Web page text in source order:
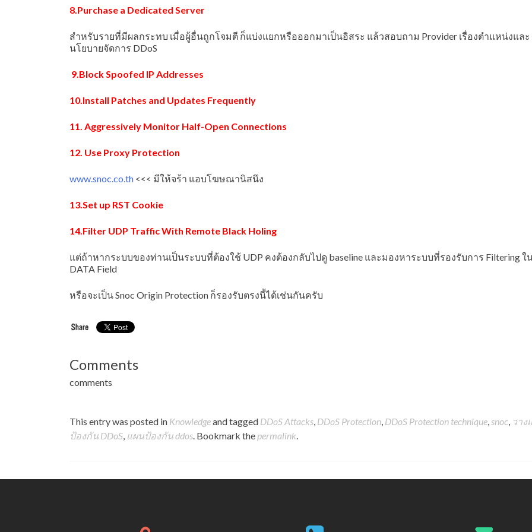
8.Purchase a Dedicated Server
สำหรับรายที่มีผลกระทบ เมื่อผู้อื่นถูกโจมตี ก็แบ่งแยกหรือออกมาเป็นอิสระ แล้วสอบถาม Provider เรื่องตำแหน่งและ
นโยบายจัดการ DDoS
9.Block Spoofed IP Addresses
10.Install Patches and Updates Frequently
11. Aggressively Monitor Half-Open Connections
12. Use Proxy Protection
www.snoc.co.th <<< มีให้จร้า แอบโฆษณานิสนึง
13.Set up RST Cookie
14.Filter UDP Traffic With Remote Black Holing
แต่ถ้าหากระบบของท่านเป็นระบบที่ต้องใช้ UDP คงต้องกลับไปดู baseline และมองหาระบบที่รองรับการ Filtering ใ
DATA Field
หรือจะเป็น Snoc Origin Protection ก็รองรับตรงนี้ได้เช่นกันครับ
Comments
comments
This entry was posted in Knowledgeand tagged DDoS Attacks, DDoS Protection, DDoS Protection technique,snoc, วาง
ป้องกัน DDoS, แผนป้องกัน ddos. Bookmark the permalink.